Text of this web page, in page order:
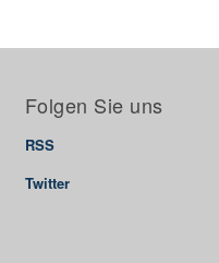
Folgen Sie uns
RSS
Twitter